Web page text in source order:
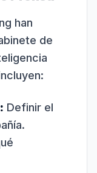
han
de
Definir el